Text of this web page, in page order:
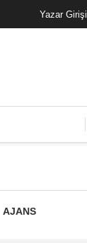
Yazar Girişi
AJANS